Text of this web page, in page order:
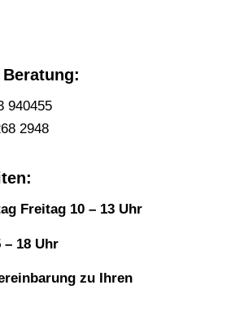
940455
2948
Freitag 10 – 13 Uhr
– 18 Uhr
zu Ihren